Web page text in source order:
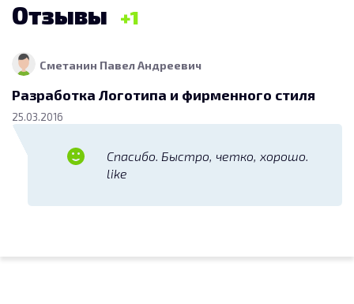
Отзывы 1
Сметанин Павел Андреевич
Разработка Логотипа и фирменного стиля
25.03.2016
Спасибо. Быстро, четко, хорошо.
like